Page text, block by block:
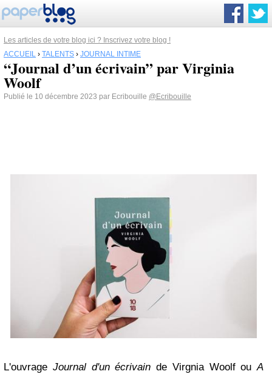
Les articles de votre blog ici ? Inscrivez votre blog !
ACCUEIL › TALENTS › JOURNAL INTIME
“Journal d’un écrivain” par Virginia
Woolf
Publié le 10 décembre 2023 par Ecribouille @Ecribouille
L'ouvrage Journal d'un écrivain de Virgnia Woolf ouA